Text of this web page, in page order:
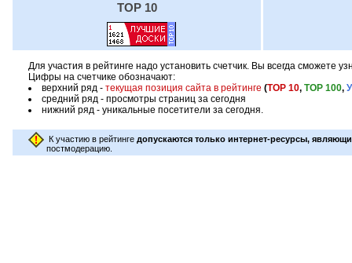
TOP 10
Для участия в рейтинге надо установить счетчик. Вы всегда сможете
Цифры на счетчике обозначают:
верхний ряд - текущая позиция сайта в рейтинге (TOP 10, TOP 100,
средний ряд - просмотры страниц за сегодня
нижний ряд - уникальные посетители за сегодня.
К участию в рейтинге допускаются только интернет-ресурсы,
постмодерацию.